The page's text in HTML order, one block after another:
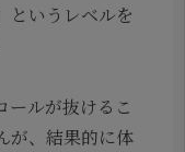
というレベルを
ールが抜けるこ
が、結果的に体